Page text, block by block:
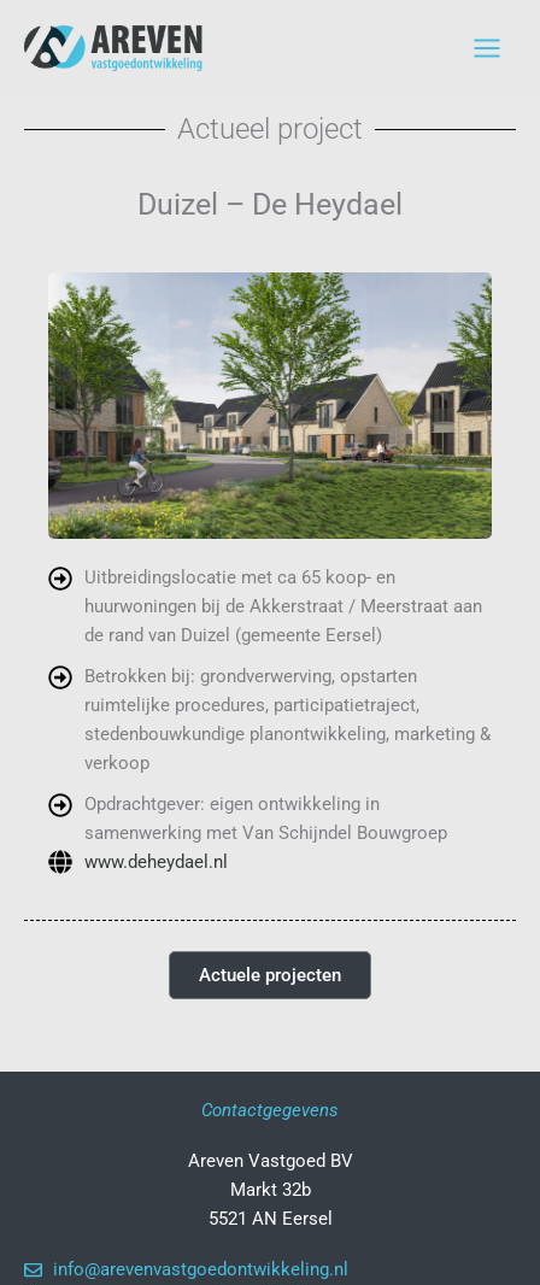
naar
Actueel project
Duizel – De Heydael
Uitbreidingslocatie met ca 65 koop- en
huurwoningen bij de Akkerstraat / Meerstraat aan
de rand van Duizel (gemeente Eersel)
Betrokken bij: grondverwerving, opstarten
ruimtelijke procedures, participatietraject,
stedenbouwkundige planontwikkeling, marketing &
verkoop
Opdrachtgever: eigen ontwikkeling in
samenwerking met Van Schijndel Bouwgroep
www.deheydael.nl
Actuele projecten
Contactgegevens
Areven Vastgoed BV
Markt 32b
5521 AN Eersel
info@arevenvastgoedontwikkeling.nl